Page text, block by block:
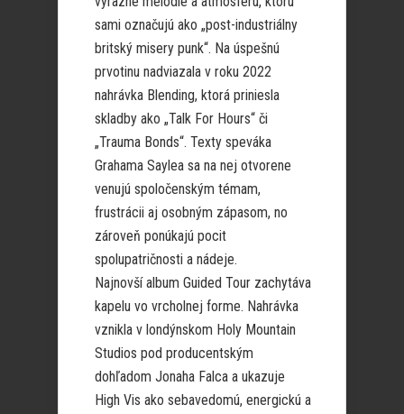
sami označujú ako „post-industriálny
britský misery punk“. Na úspešnú
prvotinu nadviazala v roku 2022
nahrávka Blending, ktorá priniesla
skladby ako „Talk For Hours“ či
„Trauma Bonds“. Texty speváka
Grahama Saylea sa na nej otvorene
venujú spoločenským témam,
frustrácii aj osobným zápasom, no
zároveň ponúkajú pocit
spolupatričnosti a nádeje.
Najnovší album Guided Tour zachytáva
kapelu vo vrcholnej forme. Nahrávka
vznikla v londýnskom Holy Mountain
Studios pod producentským
dohľadom Jonaha Falca a ukazuje
High Vis ako sebavedomú, energickú a